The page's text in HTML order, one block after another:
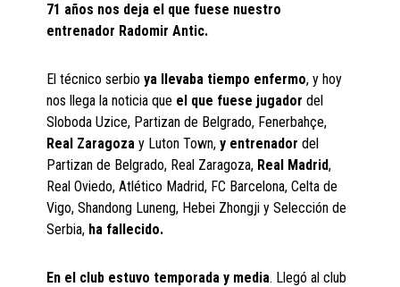
71 años nos deja el que fuese nuestro
entrenador Radomir Antic.
El técnico serbioya llevaba tiempo enfermo, y hoy
nos llega la noticia que el que fuese jugador del
Sloboda Uzice, Partizan de Belgrado, Fenerbahçe,
Real Zaragoza y Luton Town,y entrenador del
Partizan de Belgrado, Real Zaragoza, Real Madrid,
Real Oviedo, Atlético Madrid, FC Barcelona, Celta de
Vigo, Shandong Luneng, Hebei Zhongji y Selección de
Serbia, ha fallecido.
En el club estuvo temporada y media. Llegó al club